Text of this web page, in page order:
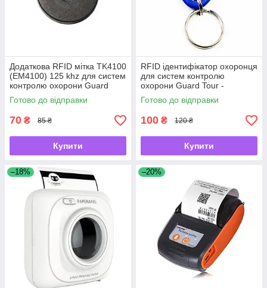
Додаткова RFID мітка TK4100
(EM4100) 125 khz для систем
контролю охорони Guard
Tour System, черная -
UKMarket-
Готово до відправки
70 ₴ 85 ₴
Купити
RFID ідентифікатор охоронця
для систем контролю
охорони Guard Tour -
UKMarket-
Готово до відправки
100 ₴ 120 ₴
Купити
–18% –20%